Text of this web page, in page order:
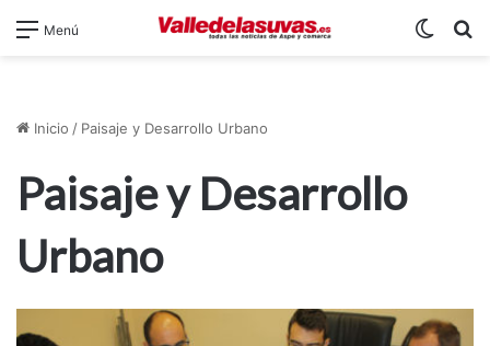
Menú
Inicio / Paisaje y Desarrollo Urbano
Paisaje y Desarrollo
Urbano